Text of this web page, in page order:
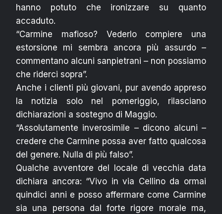
hanno potuto che ironizzare su quanto
accaduto.
“Carmine mafioso? Vederlo compiere una
estorsione mi sembra ancora più assurdo –
commentano alcuni sanpietrani – non possiamo
che riderci sopra”.
Anche i clienti più giovani, pur avendo appreso
la notizia solo nel pomeriggio, rilasciano
dichiarazioni a sostegno di Maggio.
“Assolutamente inverosimile – dicono alcuni –
credere che Carmine possa aver fatto qualcosa
del genere. Nulla di più falso”.
Qualche avventore del locale di vecchia data
dichiara ancora: “Vivo in via Cellino da ormai
quindici anni e posso affermare come Carmine
sia una persona dal forte rigore morale ma,